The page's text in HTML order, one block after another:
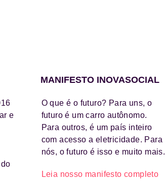
e
MANIFESTO INOVASOCIAL
O que é o futuro? Para uns, o
futuro é um carro autônomo.
Para outros, é um país inteiro
com acesso a eletricidade. Para
nós, o futuro é isso e muito mais.
Leia nosso manifesto completo